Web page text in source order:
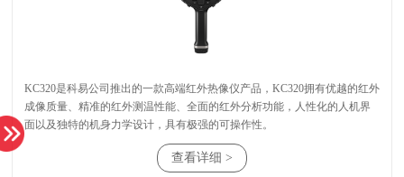
⾯以及独特的机⾝⼒学设计，具有极强的可操作性。
查看详细 >